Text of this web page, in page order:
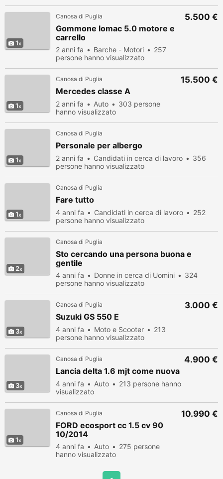
1
Canosa di Puglia
Gommone lomac 5.0 motore e
carrello
2 anni fa Barche - Motori
257
persone hanno visualizzato
5.500 €
1
Canosa di Puglia
Mercedes classe A
2 anni fa Auto
303 persone
hanno visualizzato
15.500 €
1
Canosa di Puglia
Personale per albergo
2 anni fa Candidati in cerca di lavoro
356
persone hanno visualizzato
1
Canosa di Puglia
Fare tutto
4 anni fa Candidati in cerca di lavoro
252
persone hanno visualizzato
2
Canosa di Puglia
Sto cercando una persona buona e
gentile
4 anni fa Donne in cerca di Uomini
324
persone hanno visualizzato
3
Canosa di Puglia
Suzuki GS 550 E
4 anni fa Moto e Scooter
213
persone hanno visualizzato
3.000 €
3
Canosa di Puglia
Lancia delta 1.6 mjt come nuova
4 anni fa Auto
213 persone hanno
visualizzato
4.900 €
1
Canosa di Puglia
FORD ecosport cc 1.5 cv 90
10/2014
4 anni fa Auto
275 persone
hanno visualizzato
10.990 €